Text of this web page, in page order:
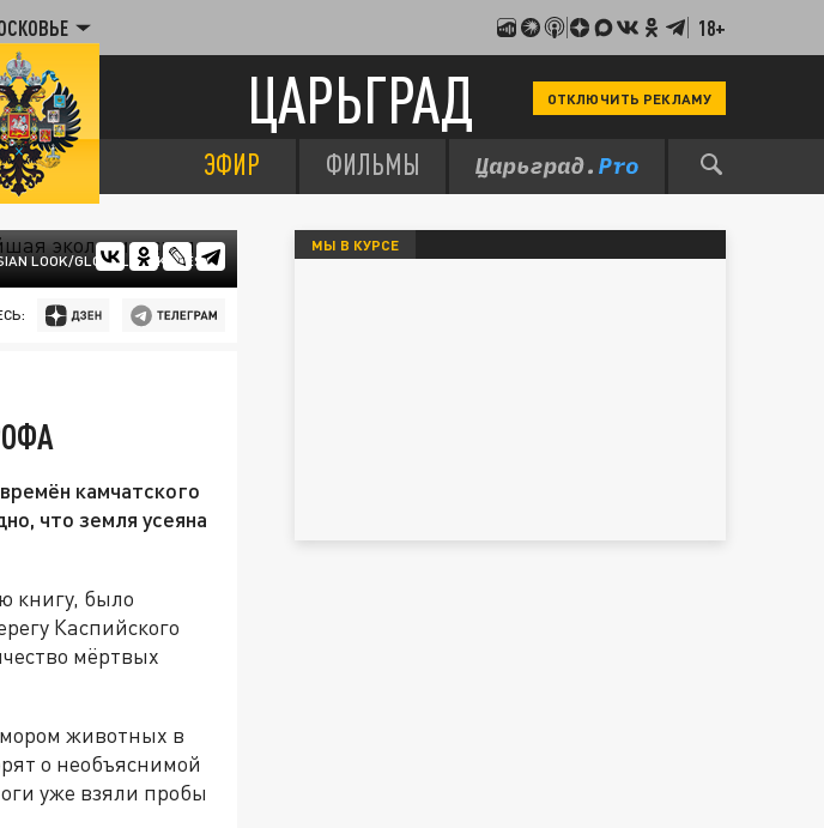
18+
ЦАРЬГРАД ОТКЛЮЧИТЬ РЕКЛАМУ
ЭФИР ФИЛЬМЫ
LOOK/GLOBALLOOKPRESS
камчатского
что земля усеяна
книгу, было
Каспийского
мёртвых
животных в
о необъяснимой
уже взяли пробы
МЫ В КУРСЕ